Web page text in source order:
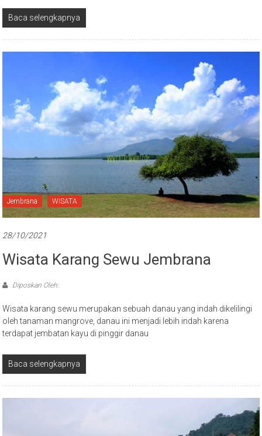
Baca selengkapnya
Jembrana WISATA
28/10/2021
Wisata Karang Sewu Jembrana
Diposkan Oleh:
Wisata karang sewu merupakan sebuah danau yang indah dikelilingi
oleh tanaman mangrove, danau ini menjadi lebih indah karena
terdapat jembatan kayu di pinggir danau
Baca selengkapnya